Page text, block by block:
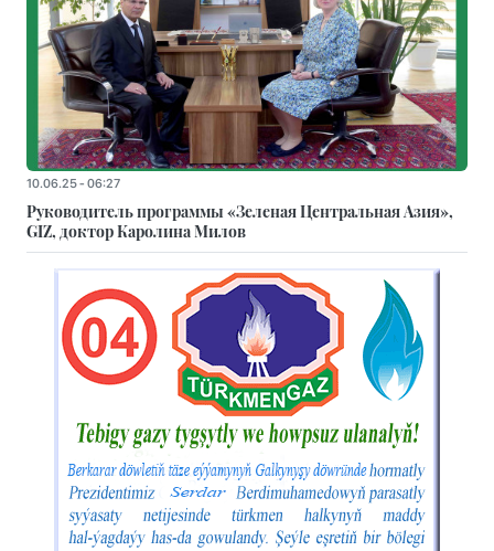
10.06.25 - 06:27
Руководитель программы «Зеленая Центральная Азия»,
GIZ, доктор Каролина Милов